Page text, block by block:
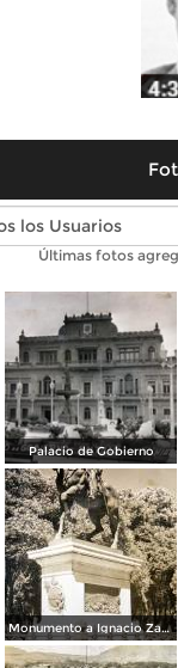
Fotos
Últimas fotos
Palacio de Gobierno
Monumento a Ignacio Zaragoza